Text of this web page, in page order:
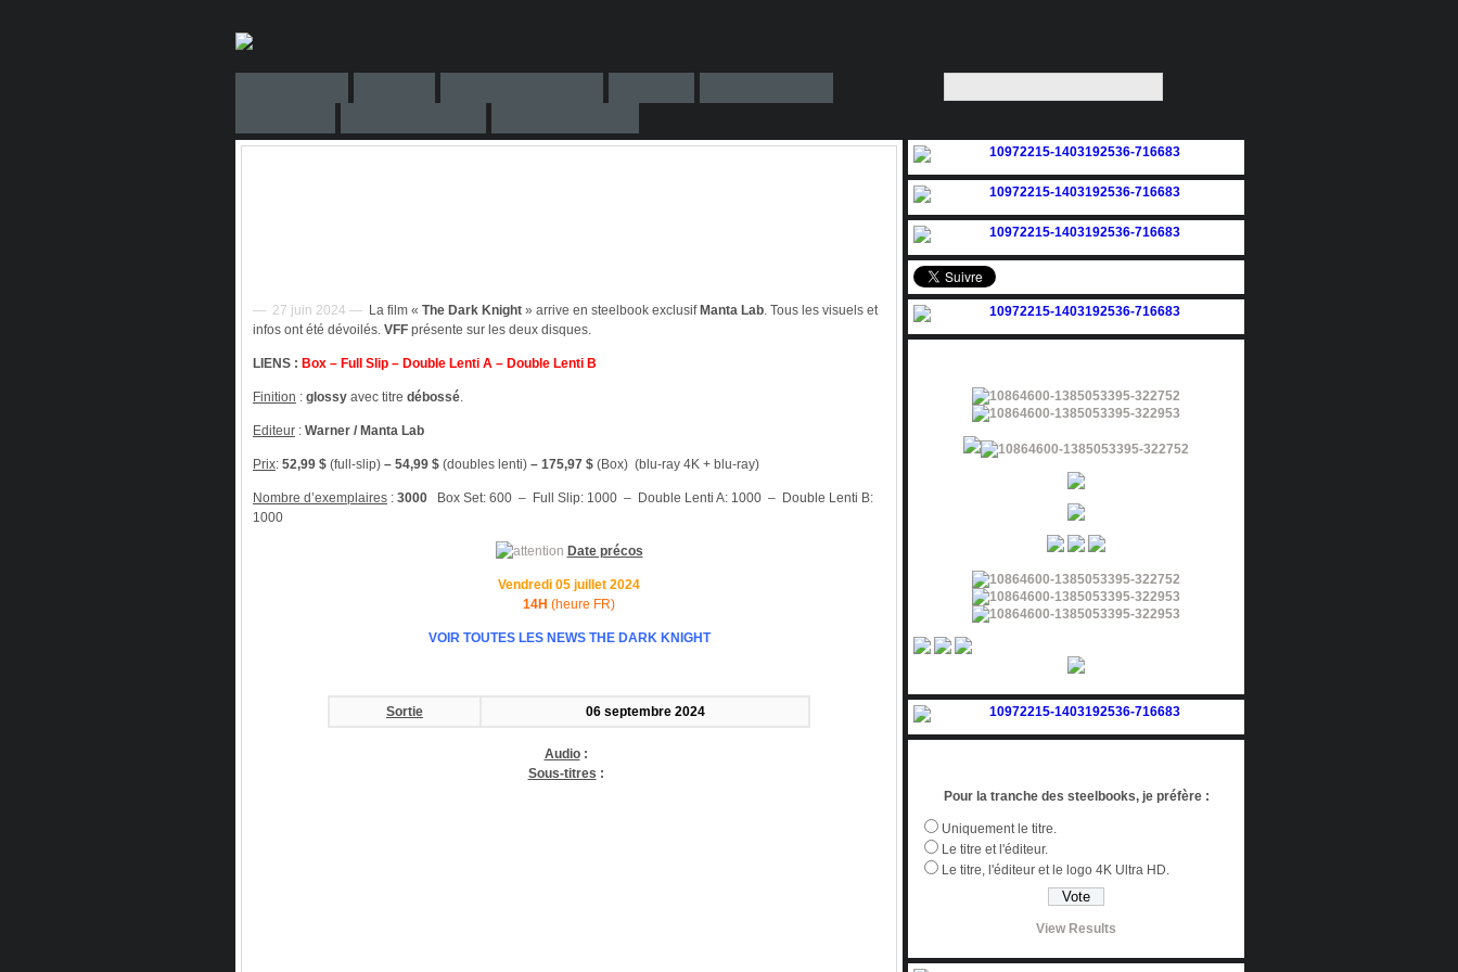
— 27 juin 2024 — La film « The Dark Knight » arrive en steelbook exclusif Manta Lab. Tous les visuels et
infos ont été dévoilés. VFF présente sur les deux disques.
LIENS : Box – Full Slip – Double Lenti A – Double Lenti B
Finition : glossy avec titre débossé.
Editeur : Warner / Manta Lab
Prix: 52,99 $ (full-slip) – 54,99 $ (doubles lenti) – 175,97 $ (Box) (blu-ray 4K + blu-ray)
Nombre d’exemplaires : 3000 Box Set: 600 – Full Slip: 1000 – Double Lenti A: 1000 – Double Lenti B:
1000
Date précos
Vendredi 05 juillet 2024
14H (heure FR)
VOIR TOUTES LES NEWS THE DARK KNIGHT
Sortie 06 septembre 2024
Audio :
Sous-titres :
Pour la tranche des steelbooks, je préfère :
Uniquement le titre.
Le titre et l'éditeur.
Le titre, l'éditeur et le logo 4K Ultra HD.
View Results